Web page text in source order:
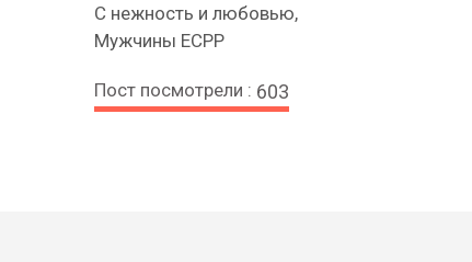
С нежность и любовью,
Мужчины ЕСРР
Пост посмотрели : 603